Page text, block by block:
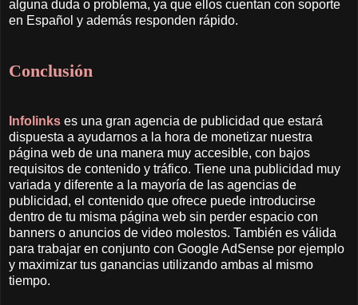
alguna duda o problema, ya que ellos cuentan con soporte
en Español y además responden rápido.
Conclusión
Infolinks es una gran agencia de publicidad que estará
dispuesta a ayudarnos a la hora de monetizar nuestra
página web de una manera muy accesible, con bajos
requisitos de contenido y tráfico. Tiene una publicidad muy
variada y diferente a la mayoría de las agencias de
publicidad, el contenido que ofrece puede introducirse
dentro de tu misma página web sin perder espacio con
banners o anuncios de video molestos. También es válida
para trabajar en conjunto con Google AdSense por ejemplo
y maximizar tus ganancias utilizando ambas al mismo
tiempo.